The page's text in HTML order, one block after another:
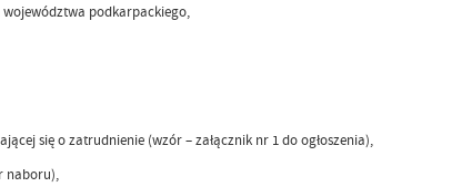
województwa podkarpackiego,
się o zatrudnienie (wzór – załącznik nr 1 do ogłoszenia),
naboru),